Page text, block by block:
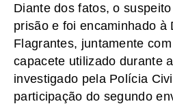
Diante dos fatos, o
prisão e foi encaminhado à
Flagrantes, juntamente
capacete utilizado durante
investigado pela Polícia
participação do segundo